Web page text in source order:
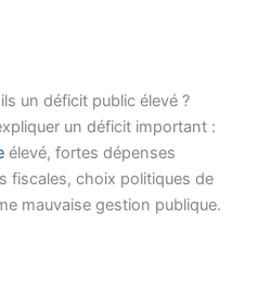
un déficit public élevé ?
un déficit important :
élevé, fortes dépenses
fiscales, choix politiques de
mauvaise gestion publique.